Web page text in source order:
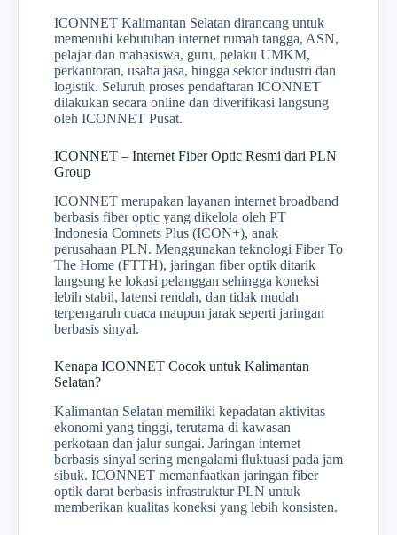
ICONNET Kalimantan Selatan dirancang untuk
memenuhi kebutuhan internet rumah tangga, ASN,
pelajar dan mahasiswa, guru, pelaku UMKM,
perkantoran, usaha jasa, hingga sektor industri dan
logistik. Seluruh proses pendaftaran ICONNET
dilakukan secara online dan diverifikasi langsung
oleh ICONNET Pusat.
ICONNET – Internet Fiber Optic Resmi dari PLN
Group
ICONNET merupakan layanan internet broadband
berbasis fiber optic yang dikelola oleh PT
Indonesia Comnets Plus (ICON+), anak
perusahaan PLN. Menggunakan teknologi Fiber To
The Home (FTTH), jaringan fiber optik ditarik
langsung ke lokasi pelanggan sehingga koneksi
lebih stabil, latensi rendah, dan tidak mudah
terpengaruh cuaca maupun jarak seperti jaringan
berbasis sinyal.
Kenapa ICONNET Cocok untuk Kalimantan
Selatan?
Kalimantan Selatan memiliki kepadatan aktivitas
ekonomi yang tinggi, terutama di kawasan
perkotaan dan jalur sungai. Jaringan internet
berbasis sinyal sering mengalami fluktuasi pada jam
sibuk. ICONNET memanfaatkan jaringan fiber
optik darat berbasis infrastruktur PLN untuk
memberikan kualitas koneksi yang lebih konsisten.